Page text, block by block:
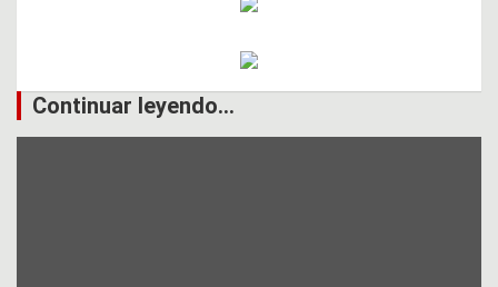
Continuar leyendo...